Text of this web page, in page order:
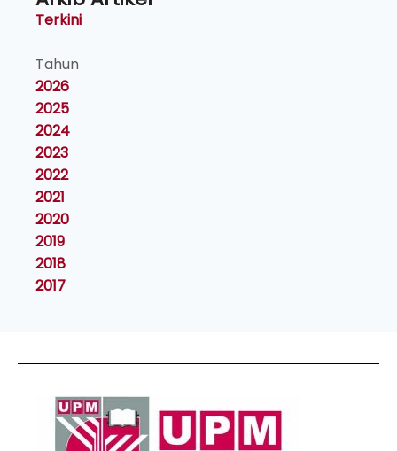
Terkini
Tahun
2026
2025
2024
2023
2022
2021
2020
2019
2018
2017